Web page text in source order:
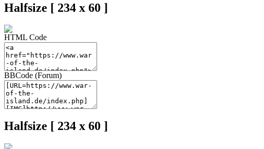
Halfsize [ 234 x 60 ]
HTML Code
BBCode (Forum)
Halfsize [ 234 x 60 ]